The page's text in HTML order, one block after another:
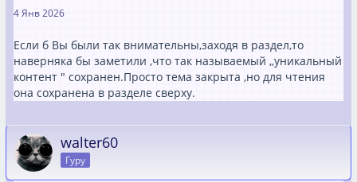
4 Янв 2026
Если б Вы были так внимательны,заходя в раздел,то
наверняка бы заметили ,что так называемый ,,уникальный
контент " сохранен.Просто тема закрыта ,но для чтения
она сохранена в разделе сверху.
walter60
Гуру